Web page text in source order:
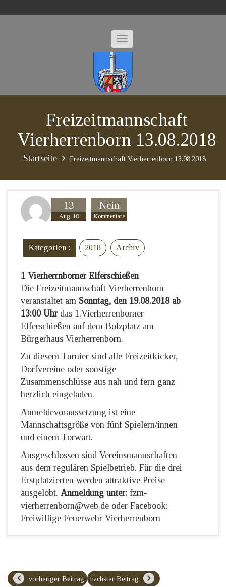
Freizeitmannschaft
Vierherrenborn 13.08.2018
Startseite Freizeitmannschaft Vierherrenborn 13.08.2018
13
Aug. 18
Nein
Kommentare
Kategorien : 2018 Archiv
1 Vierherrnborner Elferschießen
Die Freizeitmannschaft Vierherrenborn
veranstaltet am Sonntag, den 19.08.2018 ab
13:00 Uhrdas 1.Vierherrenborner
Elferschießen auf dem Bolzplatz am
Bürgerhaus Vierherrenborn.
Zu diesem Turnier sind alle Freizeitkicker,
Dorfvereine oder sonstige
Zusammenschlüsse aus nah und fern ganz
herzlich eingeladen.
Anmeldevoraussetzung ist eine
Mannschaftsgröße von fünf Spielern/innen
und einem Torwart.
Ausgeschlossen sind Vereinsmannschaften
aus dem regulären Spielbetrieb. Für die drei
Erstplatzierten werden attraktive Preise
ausgelobt. Anmeldung unter: fzm-
vierherrenborn@web.de oder Facebook:
Freiwillige Feuerwehr Vierherrenborn
vorheriger Beitrag nächster Beitrag